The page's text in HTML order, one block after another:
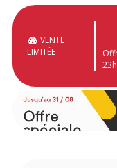
VENTE
LIMITÉE